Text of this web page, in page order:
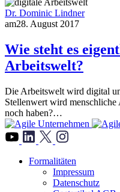
Dr. Dominic Lindner
am28. August 2017
Wie steht es
Arbeitswelt?
Die Arbeitswelt wird digital
Stellenwert wird
noch haben?…
Formalitäten
Impressum
Datenschutz